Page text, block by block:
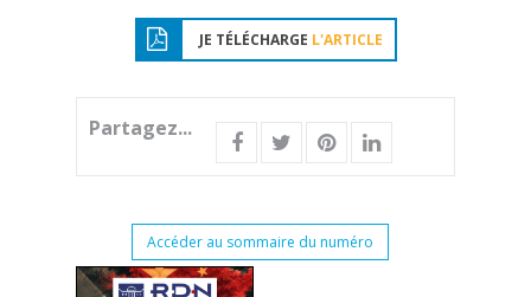
JE TÉLÉCHARGE L'ARTICLE
Partagez...
Accéder au sommaire du numéro